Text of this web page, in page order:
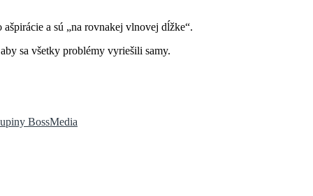
a sú „na rovnakej vlnovej dĺžke“.
sa všetky problémy vyriešili samy.
BossMedia